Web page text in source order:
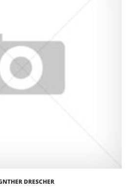
DRESCHER